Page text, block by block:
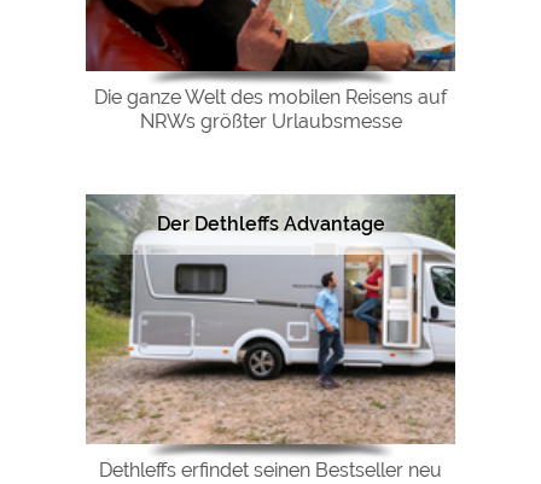
Die ganze Welt des mobilen Reisens auf
NRWs größter Urlaubsmesse
Der Dethleffs Advantage
Dethleffs erfindet seinen Bestseller neu